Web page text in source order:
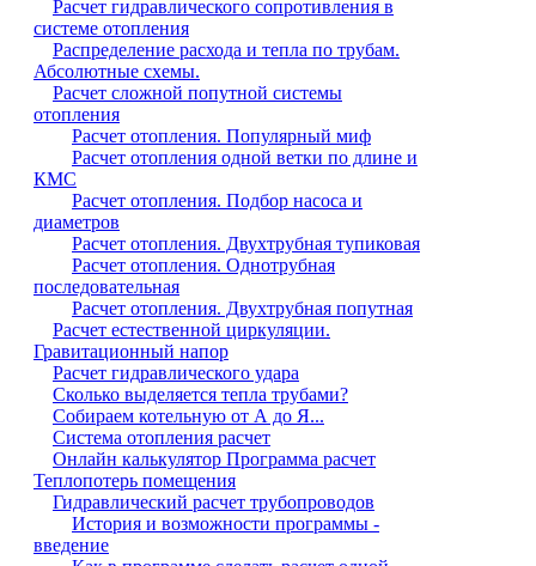
Расчет гидравлического сопротивления в
системе отопления
Распределение расхода и тепла по трубам.
Абсолютные схемы.
Расчет сложной попутной системы
отопления
Расчет отопления. Популярный миф
Расчет отопления одной ветки по длине и
КМС
Расчет отопления. Подбор насоса и
диаметров
Расчет отопления. Двухтрубная тупиковая
Расчет отопления. Однотрубная
последовательная
Расчет отопления. Двухтрубная попутная
Расчет естественной циркуляции.
Гравитационный напор
Расчет гидравлического удара
Сколько выделяется тепла трубами?
Собираем котельную от А до Я...
Система отопления расчет
Онлайн калькулятор Программа расчет
Теплопотерь помещения
Гидравлический расчет трубопроводов
История и возможности программы -
введение